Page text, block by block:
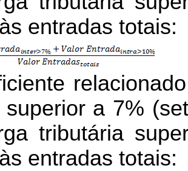
entradas totais:
superior a 7%
tributária
entradas totais: